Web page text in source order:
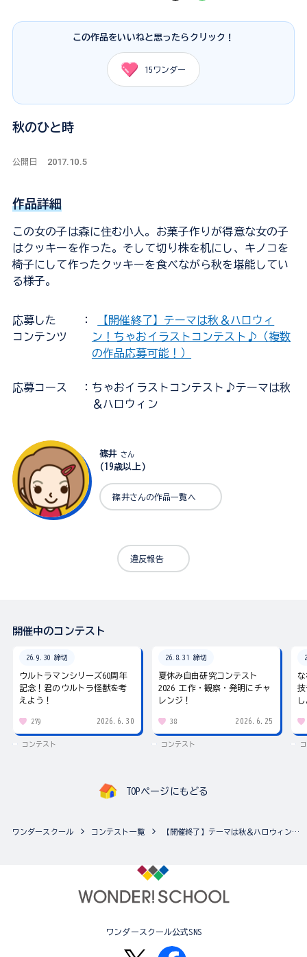
この作品をいいねと思ったらクリック！
15 ワンダー
秋のひと時
公開日 2017.10.5
作品詳細
この女の子は森に住む小人。お菓子作りが得意な女の子
はクッキーを作った。そして切り株を机にし、キノコを
椅子にして作ったクッキーを食べながら秋を堪能してい
る様子。
応募した
コンテンツ
：
【開催終了】テーマは秋＆ハロウィ
ン！ちゃおイラストコンテスト♪（複数
の作品応募可能！）
応募コース
：ちゃおイラストコンテスト♪テーマは秋
＆ハロウィン
篠井 さん
(19歳以上)
篠井さんの作品一覧へ
違反報告
開催中のコンテスト
26.9.30 締切
ウルトラマンシリーズ60周年
記念！君のウルトラ怪獣を考
えよう！
279 2026.6.30
コンテスト
26.8.31 締切
夏休み自由研究コンテスト
2026 工作・観察・発明にチャ
レンジ！
38 2026.6.25
コンテスト
な
技
TOPページにもどる
ワンダースクール コンテスト一覧 【開催終了】テーマは秋＆ハロウィン！ちゃおイラストコンテスト♪（複数の作品応募可能！）
ワンダースクール公式SNS